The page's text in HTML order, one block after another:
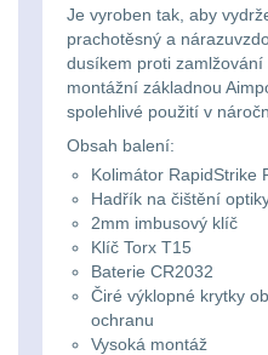
pro
26650
baterie
Svítilny
CR123A
nebo
Držiaky a
príslušenstvo34
18650 1
14500 / AA / AAA
16340 a CR123
Nabíjačky9
Je vyroben tak, aby
prachotěsný a
dusíkem proti
montážní základnou
spolehlivé použití v
Obsah balení:
Kolimátor RapidStrike
Hadřík na čištění
2mm imbusový klíč
Klíč Torx T15
Baterie CR2032
Čiré výklopné krytky
ochranu
Vysoká montáž